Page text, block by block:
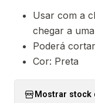
Usar com a
chegar a
Poderá
Cor: Preta
Mostrar stock